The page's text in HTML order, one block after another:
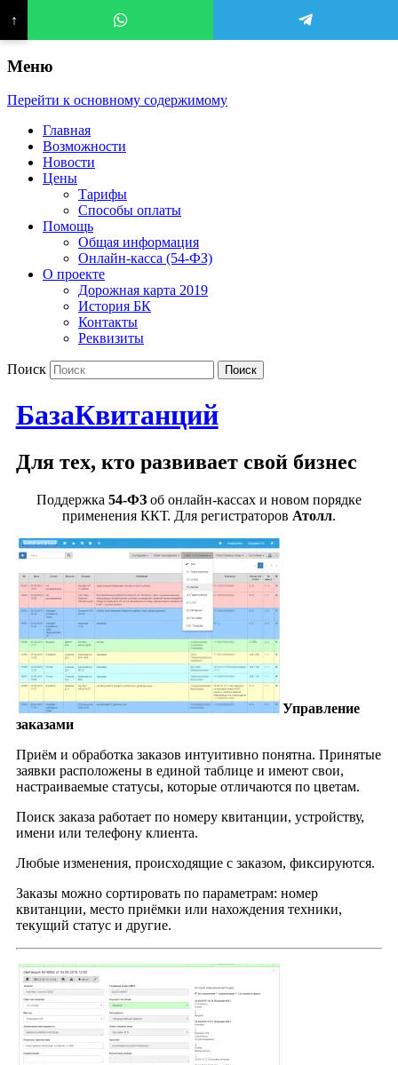
Меню
Перейти к основному содержимому
Главная
Возможности
Новости
Цены
Тарифы
Способы оплаты
Помощь
Общая информация
Онлайн-касса (54-ФЗ)
О проекте
Дорожная карта 2019
История БК
Контакты
Реквизиты
Поиск
БазаКвитанций
Для тех, кто развивает свой бизнес
Поддержка 54-ФЗ об онлайн-кассах и новом порядке
применения ККТ. Для регистраторов Атолл.
Управление
заказами
Приём и обработка заказов интуитивно понятна. Принятые
заявки расположены в единой таблице и имеют свои,
настраиваемые статусы, которые отличаются по цветам.
Поиск заказа работает по номеру квитанции, устройству,
имени или телефону клиента.
Любые изменения, происходящие с заказом, фиксируются.
Заказы можно сортировать по параметрам: номер
квитанции, место приёмки или нахождения техники,
текущий статус и другие.
↑